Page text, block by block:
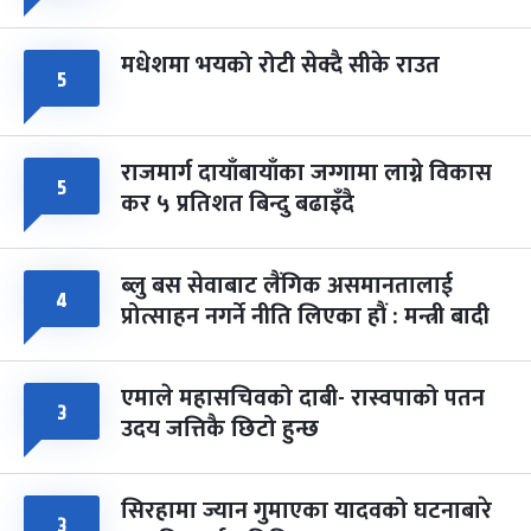
५ मधेशमा भयको रोटी सेक्दै सीके राउत
५ राजमार्ग दायाँबायाँका जग्गामा लाग्ने विकास
कर ५ प्रतिशत बिन्दु बढाइँदै
४ ब्लु बस सेवाबाट लैंगिक असमानतालाई
प्रोत्साहन नगर्ने नीति लिएका हौं : मन्त्री बादी
३ एमाले महासचिवको दाबी- रास्वपाको पतन
उदय जत्तिकै छिटो हुन्छ
सिरहामा ज्यान गुमाएका यादवको घटनाबारे